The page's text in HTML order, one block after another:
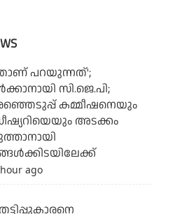
പറയുന്നത്';
സി.ജെ.പി;
കമ്മീഷനെയും
അടക്കം
ago